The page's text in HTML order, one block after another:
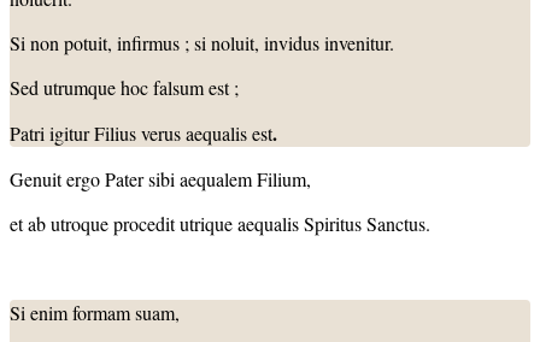
Si non potuit, infirmus ; si noluit, invidus invenitur.
Sed utrumque hoc falsum est ;
Patri igitur Filius verus aequalis est.
Genuit ergo Pater sibi aequalem Filium,
et ab utroque procedit utrique aequalis Spiritus Sanctus.
Si enim formam suam,